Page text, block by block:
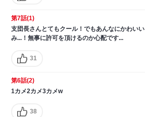
第7話(1)
支団長さんとてもクール！でもあんなにかわい
み...！無事に許可を頂けるのか心配です...
31
第6話(2)
1カメ2カメ3カメw
38